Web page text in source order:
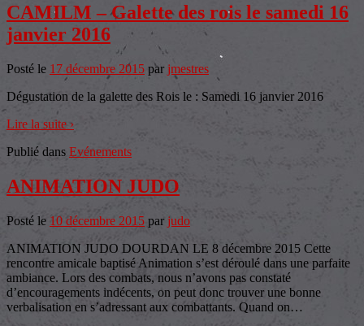
CAMILM – Galette des rois le samedi 16
janvier 2016
Posté le 17 décembre 2015 par jmestres
Dégustation de la galette des Rois le : Samedi 16 janvier 2016
Lire la suite ›
Publié dans Evénements
ANIMATION JUDO
Posté le 10 décembre 2015 par judo
ANIMATION JUDO DOURDAN LE 8 décembre 2015 Cette
rencontre amicale baptisé Animation s’est déroulé dans une parfaite
ambiance. Lors des combats, nous n’avons pas constaté
d’encouragements indécents, on peut donc trouver une bonne
verbalisation en s’adressant aux combattants. Quand on…